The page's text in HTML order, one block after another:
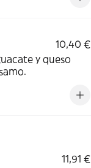
10,40 €
y queso
11,91 €